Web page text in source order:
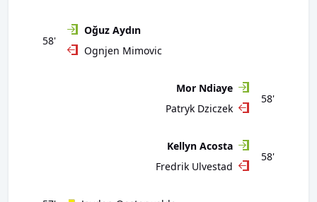
58'
Oğuz Aydın
Ognjen Mimovic
58'
Mor Ndiaye
Patryk Dziczek
58'
Kellyn Acosta
Fredrik Ulvestad